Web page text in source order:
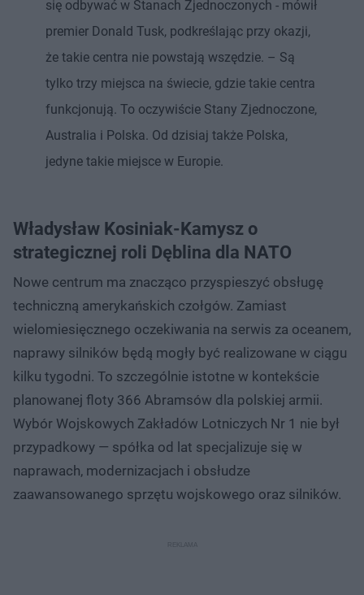
się odbywać w Stanach Zjednoczonych - mówił
premier Donald Tusk, podkreślając przy okazji,
że takie centra nie powstają wszędzie. – Są
tylko trzy miejsca na świecie, gdzie takie centra
funkcjonują. To oczywiście Stany Zjednoczone,
Australia i Polska. Od dzisiaj także Polska,
jedyne takie miejsce w Europie.
Władysław Kosiniak-Kamysz o
strategicznej roli Dęblina dla NATO
Nowe centrum ma znacząco przyspieszyć obsługę
techniczną amerykańskich czołgów. Zamiast
wielomiesięcznego oczekiwania na serwis za oceanem,
naprawy silników będą mogły być realizowane w ciągu
kilku tygodni. To szczególnie istotne w kontekście
planowanej floty 366 Abramsów dla polskiej armii.
Wybór Wojskowych Zakładów Lotniczych Nr 1 nie był
przypadkowy — spółka od lat specjalizuje się w
naprawach, modernizacjach i obsłudze
zaawansowanego sprzętu wojskowego oraz silników.